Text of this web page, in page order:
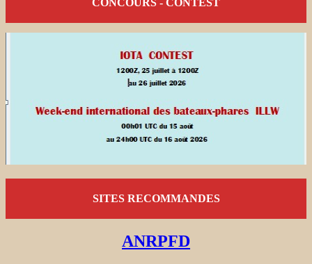
CONCOURS - CONTEST
SITES RECOMMANDES
ANRPFD